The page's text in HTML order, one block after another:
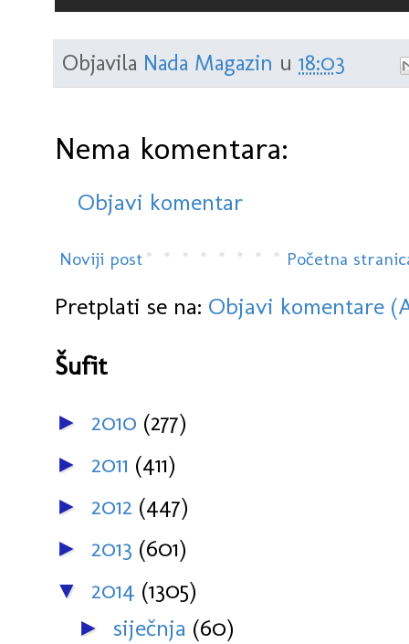
Objavila Nada Magazin u 18:03
Nema komentara:
Objavi komentar
Noviji post Početna
Pretplati se na: Objavi komentare
Šufit
► 2010 (277)
► 2011 (411)
► 2012 (447)
► 2013 (601)
▼ 2014 (1305)
► siječnja (60)